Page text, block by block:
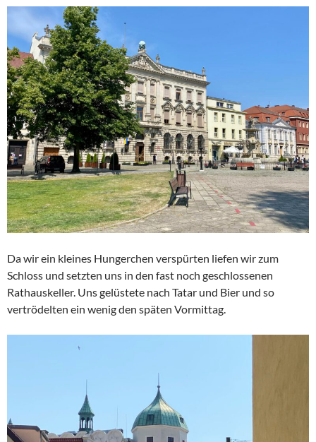
Da wir ein kleines Hungerchen verspürten liefen wir zum
Schloss und setzten uns in den fast noch geschlossenen
Rathauskeller. Uns gelüstete nach Tatar und Bier und so
vertrödelten ein wenig den späten Vormittag.